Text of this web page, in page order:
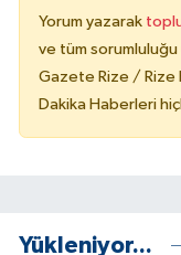
Yorum yazarak
ve tüm
Gazete Rize /
Dakika Haberleri
Yükleniyor...